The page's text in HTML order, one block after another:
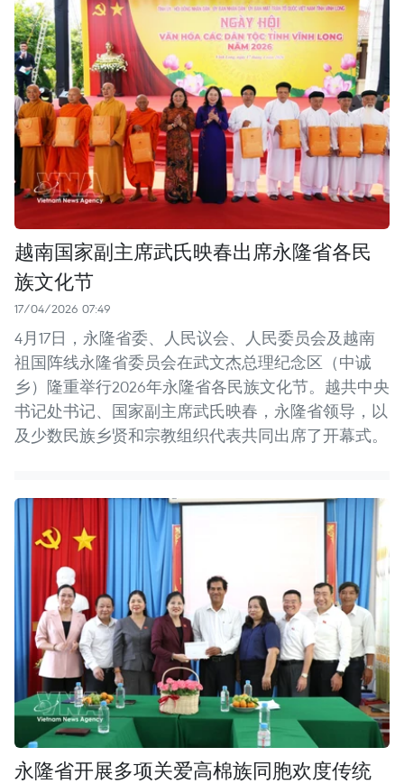
越南国家副主席武氏映春出席永隆省各民
族文化节
17/04/2026 07:49
4月17日，永隆省委、人民议会、人民委员会及越南
祖国阵线永隆省委员会在武文杰总理纪念区（中诚
乡）隆重举行2026年永隆省各民族文化节。越共中央
书记处书记、国家副主席武氏映春，永隆省领导，以
及少数民族乡贤和宗教组织代表共同出席了开幕式。
永隆省开展多项关爱高棉族同胞欢度传统